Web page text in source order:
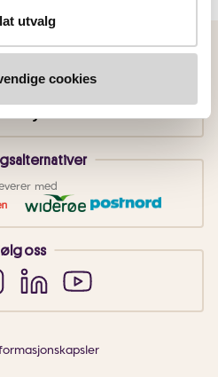
utvalg
cookies
Kortbetaling
med
oss